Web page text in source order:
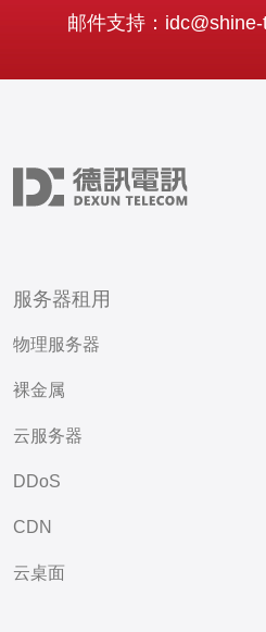
邮件支持：
服务器租用
物理服务器
裸金属
云服务器
DDoS
CDN
云桌面